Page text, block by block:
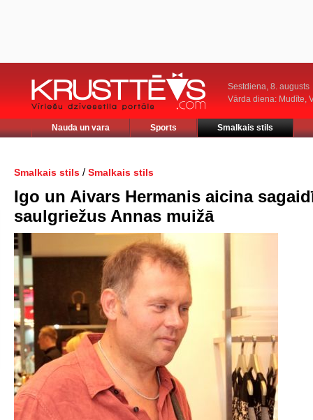
Sestdiena, 8. augusts
Vārda diena: Mudīte,
Nauda un vara Sports Smalkais stils
Smalkais stils / Smalkais stils
Igo un Aivars Hermanis aicina
saulgriežus Annas muižā